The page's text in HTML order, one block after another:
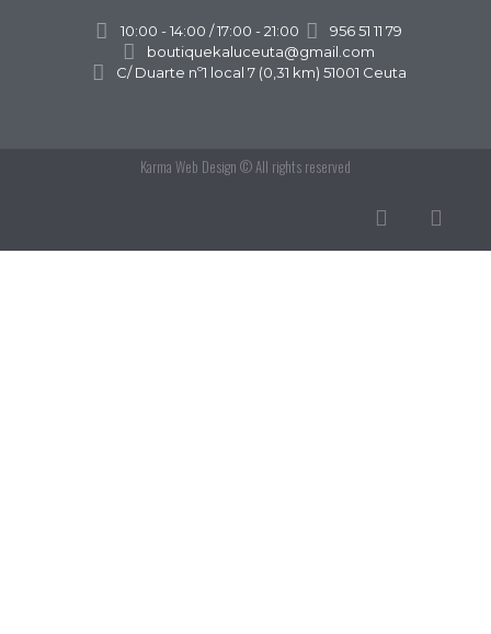
10:00 - 14:00 / 17:00 - 21:00
956 51 11 79
boutiquekaluceuta@gmail.com
C/ Duarte nº1 local 7 (0,31 km) 51001 Ceuta
Karma Web Design © All rights reserved